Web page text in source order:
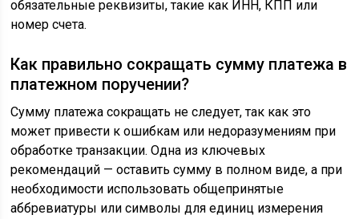
обязательные реквизиты, такие как ИНН, КПП или
номер счета.
Как правильно сокращать сумму платежа в
платежном поручении?
Сумму платежа сокращать не следует, так как это
может привести к ошибкам или недоразумениям при
обработке транзакции. Одна из ключевых
рекомендаций — оставить сумму в полном виде, а при
необходимости использовать общепринятые
аббревиатуры или символы для единиц измерения